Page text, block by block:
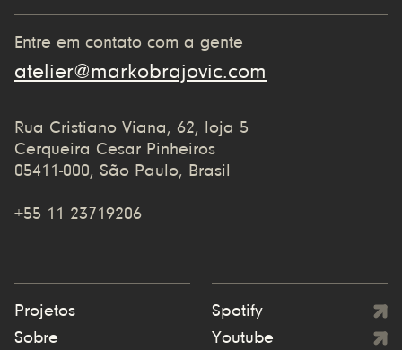
Entre em contato com a gente
atelier@markobrajovic.com
Rua Cristiano Viana, 62, loja 5
Cerqueira Cesar Pinheiros
05411-000, São Paulo, Brasil
+55 11 23719206
Projetos
Sobre
Spotify
Youtube